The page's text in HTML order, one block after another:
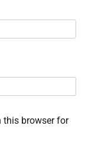
this browser for